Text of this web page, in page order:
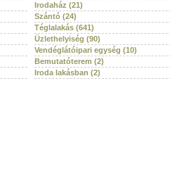
Irodaház (21)
Szántó (24)
Téglalakás (641)
Üzlethelyiség (90)
Vendéglátóipari egység (10)
Bemutatóterem (2)
Iroda lakásban (2)